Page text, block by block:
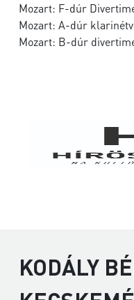
Mozart: F-dúr
Mozart: A-dúr
Mozart: B-dúr
KODÁLY